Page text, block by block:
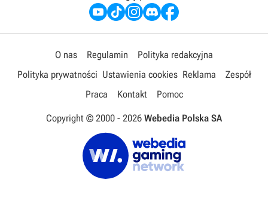
O nas Regulamin
Polityka redakcyjna
Polityka prywatności Ustawienia cookies Reklama
Zespół
Praca
Kontakt Pomoc
Copyright © 2000 - 2026 Webedia Polska SA